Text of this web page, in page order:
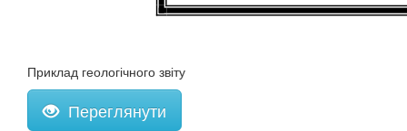
Приклад геологічного звіту
Переглянути